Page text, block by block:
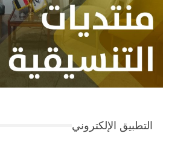
التطبيق الإلكتروني